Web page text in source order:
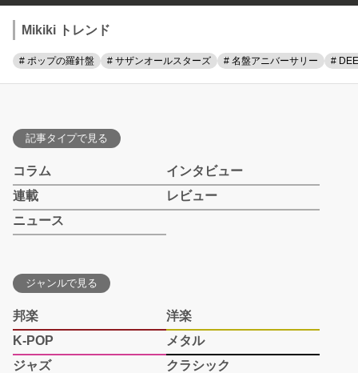
Mikiki トレンド
# ポップの羅針盤 # サザンオールスターズ # 名盤アニバーサリー #
記事タイプで見る
コラム
インタビュー
連載
レビュー
ニュース
ジャンルで見る
邦楽
洋楽
K-POP
メタル
ジャズ
クラシック